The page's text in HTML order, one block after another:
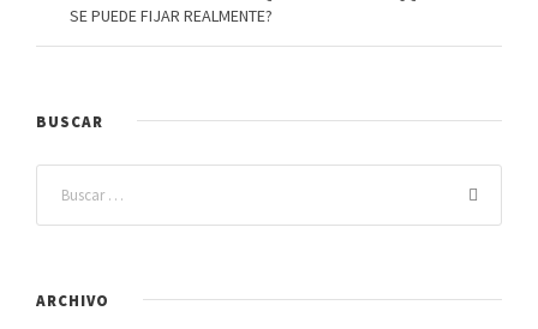
SE PUEDE FIJAR REALMENTE?
BUSCAR
ARCHIVO